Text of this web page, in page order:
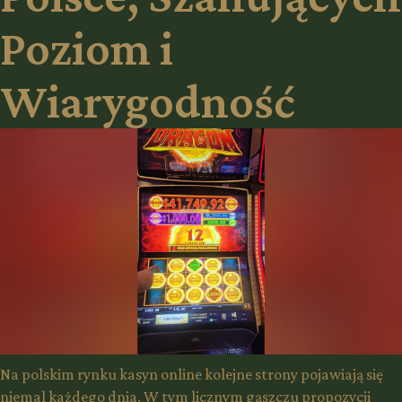
Poziom i
Wiarygodność
Na polskim rynku kasyn online kolejne strony pojawiają się
niemal każdego dnia. W tym licznym gąszczu propozycji